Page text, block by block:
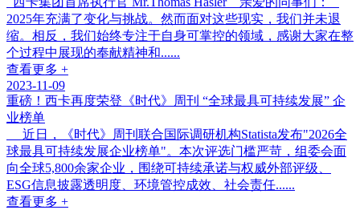
2025年充满了变化与挑战。然而面对这些现实，我们并未退
缩。相反，我们始终专注于自身可掌控的领域，感谢大家在整
个过程中展现的奉献精神和......
查看更多 +
2023-11-09
重磅！西卡再度荣登《时代》周刊 “全球最具可持续发展” 企
业榜单
近日，《时代》周刊联合国际调研机构Statista发布"2026全
球最具可持续发展企业榜单"。本次评选门槛严苛，组委会面
向全球5,800余家企业，围绕可持续承诺与权威外部评级、
ESG信息披露透明度、环境管控成效、社会责任......
查看更多 +